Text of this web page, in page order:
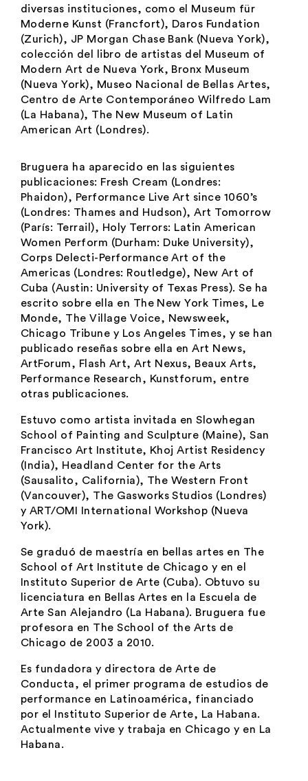
diversas instituciones, como el Museum für
Moderne Kunst (Francfort), Daros Fundation
(Zurich), JP Morgan Chase Bank (Nueva York),
colección del libro de artistas del Museum of
Modern Art de Nueva York, Bronx Museum
(Nueva York), Museo Nacional de Bellas Artes,
Centro de Arte Contemporáneo Wilfredo Lam
(La Habana), The New Museum of Latin
American Art (Londres).
Bruguera ha aparecido en las siguientes
publicaciones: Fresh Cream (Londres:
Phaidon), Performance Live Art since 1060’s
(Londres: Thames and Hudson),Art Tomorrow
(París: Terrail), Holy Terrors: Latin American
Women Perform (Durham: Duke University),
Corps Delecti-Performance Art of the
Americas (Londres: Routledge), New Art of
Cuba (Austin: University of Texas Press). Se ha
escrito sobre ella en The New York Times, Le
Monde, The Village Voice, Newsweek,
Chicago Tribune y Los Angeles Times, y se han
publicado reseñas sobre ella enArt News,
ArtForum, Flash Art,Art Nexus, Beaux Arts,
Performance Research, Kunstforum, entre
otras publicaciones.
Estuvo como artista invitada en Slowhegan
School of Painting and Sculpture (Maine), San
Francisco Art Institute, Khoj Artist Residency
(India), Headland Center for the Arts
(Sausalito, California), The Western Front
(Vancouver), The Gasworks Studios (Londres)
y ART/OMI International Workshop (Nueva
York).
Se graduó de maestría en bellas artes en The
School of Art Institute de Chicago y en el
Instituto Superior de Arte (Cuba). Obtuvo su
licenciatura en Bellas Artes en la Escuela de
Arte San Alejandro (La Habana). Bruguera fue
profesora en The School of the Arts de
Chicago de 2003 a 2010.
Es fundadora y directora de Arte de
Conducta, el primer programa de estudios de
performance en Latinoamérica, financiado
por el Instituto Superior de Arte, La Habana.
Actualmente vive y trabaja en Chicago y en La
Habana.